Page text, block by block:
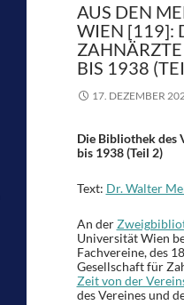
AUS DEN
WIEN [119]:
BIS 1938
17. DEZEMBER
Die Bibliothek des
bis 1938 (Teil 2)
Text: Dr. Walter
An der
Universität Wien
Fachvereine, des
Gesellschaft für
Zeit von der
des Vereines und